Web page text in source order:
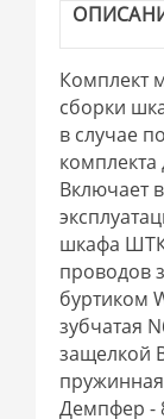
Комплект
сборки
в случае
комплекта
Включает
шкафа
проводов
буртиком
зубчатая
защелкой
пружинная
Демпфер -